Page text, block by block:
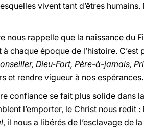
vivent tant d’êtres
nous rappelle que la naissance du
chaque époque de l’histoire.
Dieu-Fort, Père-à-jamais,
et rendre vigueur à nos espérances.
confiance se fait plus solide dans
l’emporter, le Christ nous redit :
, il nous a libérés de l’esclavage de